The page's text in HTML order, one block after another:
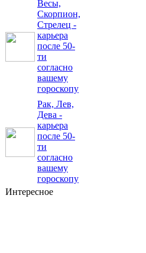
Весы,
Скорпион,
Стрелец -
карьера
после 50-
ти
согласно
вашему
гороскопу
Рак, Лев,
Дева -
карьера
после 50-
ти
согласно
вашему
гороскопу
Интересное